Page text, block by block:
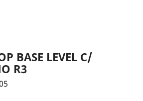
BASE LEVEL C/
R3